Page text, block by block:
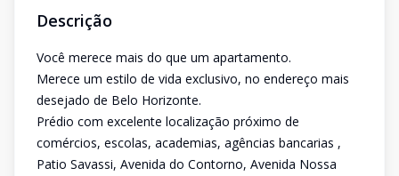
Descrição
Você merece mais do que um apartamento.
Merece um estilo de vida exclusivo, no endereço mais
desejado de Belo Horizonte.
Prédio com excelente localização próximo de
comércios, escolas, academias, agências bancarias ,
Patio Savassi, Avenida do Contorno, Avenida Nossa